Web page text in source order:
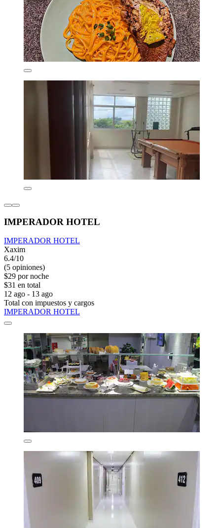
IMPERADOR HOTEL
IMPERADOR HOTEL
Xaxim
6.4/10
(5 opiniones)
$29 por noche
$31 en total
12 ago - 13 ago
Total con impuestos y cargos
IMPERADOR HOTEL